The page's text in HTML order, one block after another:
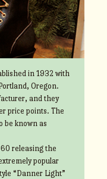
in 1932 with
Oregon.
and they
price points. The
be known as
releasing the
popular
“Danner Light”